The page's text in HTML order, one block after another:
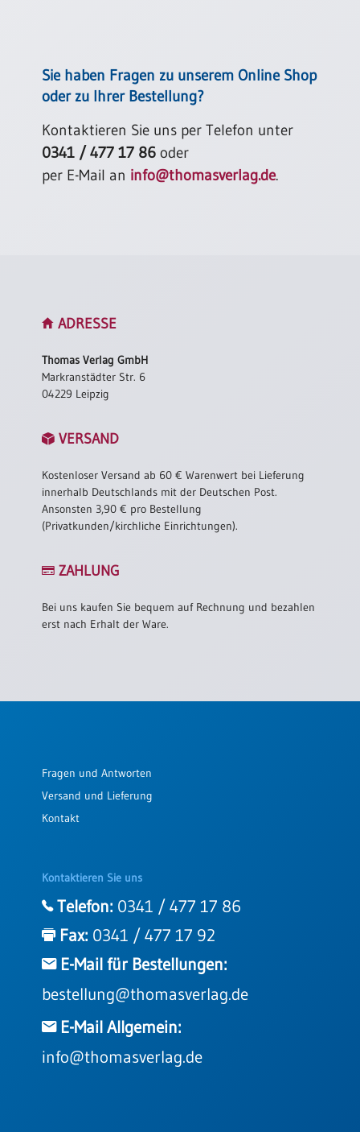
Sie haben Fragen zu unserem Online Shop
oder zu Ihrer Bestellung?
Kontaktieren Sie uns per Telefon unter
0341 / 477 17 86 oder
per E-Mail an info@thomasverlag.de.
ADRESSE
Thomas Verlag GmbH
Markranstädter Str. 6
04229 Leipzig
VERSAND
Kostenloser Versand ab 60 € Warenwert bei Lieferung
innerhalb Deutschlands mit der Deutschen Post.
Ansonsten 3,90 € pro Bestellung
(Privatkunden/kirchliche Einrichtungen).
ZAHLUNG
Bei uns kaufen Sie bequem auf Rechnung und bezahlen
erst nach Erhalt der Ware.
Fragen und Antworten
Versand und Lieferung
Kontakt
Kontaktieren Sie uns
Telefon: 0341 / 477 17 86
Fax: 0341 / 477 17 92
E-Mail für Bestellungen:
bestellung@thomasverlag.de
E-Mail Allgemein:
info@thomasverlag.de